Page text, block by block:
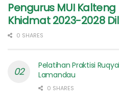
Pengurus MUI
Khidmat 2023-2028
0 SHARES
Pelatihan Praktisi
Lamandau
0 SHARES